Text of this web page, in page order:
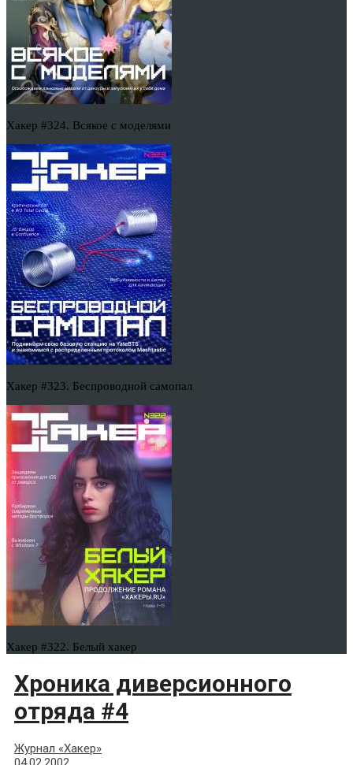
Хакер #324. Всякое с моделями
Хакер #323. Беспроводной самопал
Хакер #322. Белый хакер
Хроника диверсионного
отряда #4
Журнал «Хакер»